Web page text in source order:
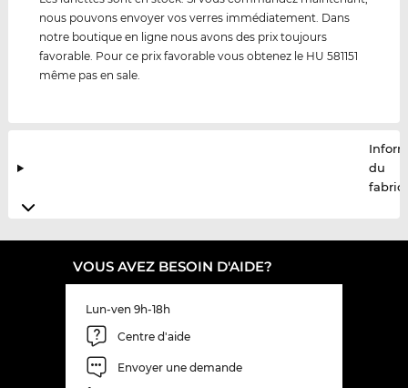
nous pouvons envoyer vos verres immédiatement. Dans
notre boutique en ligne nous avons des prix toujours
favorable. Pour ce prix favorable vous obtenez le HU 581151
même pas en sale.
du
VOUS AVEZ BESOIN D'AIDE?
Lun-ven 9h-18h
Centre d'aide
Envoyer une demande